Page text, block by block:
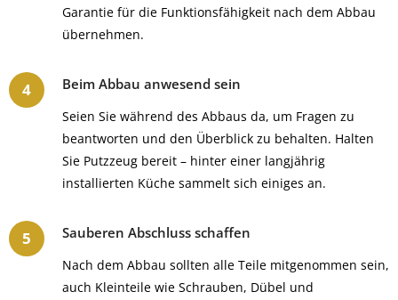
Garantie für die Funktionsfähigkeit nach dem Abbau
übernehmen.
Beim Abbau anwesend sein
Seien Sie während des Abbaus da, um Fragen zu
beantworten und den Überblick zu behalten. Halten
Sie Putzzeug bereit – hinter einer langjährig
installierten Küche sammelt sich einiges an.
Sauberen Abschluss schaffen
Nach dem Abbau sollten alle Teile mitgenommen sein,
auch Kleinteile wie Schrauben, Dübel und